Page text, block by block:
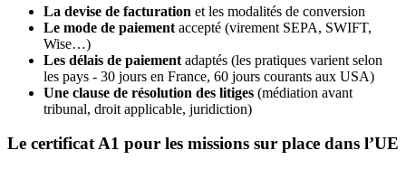
La devise de facturation et les modalités de conversion
Le mode de paiement accepté (virement SEPA, SWIFT,
Wise…)
Les délais de paiement adaptés (les pratiques varient selon
les pays - 30 jours en France, 60 jours courants aux USA)
Une clause de résolution des litiges (médiation avant
tribunal, droit applicable, juridiction)
Le certificat A1 pour les missions sur place dans l’UE